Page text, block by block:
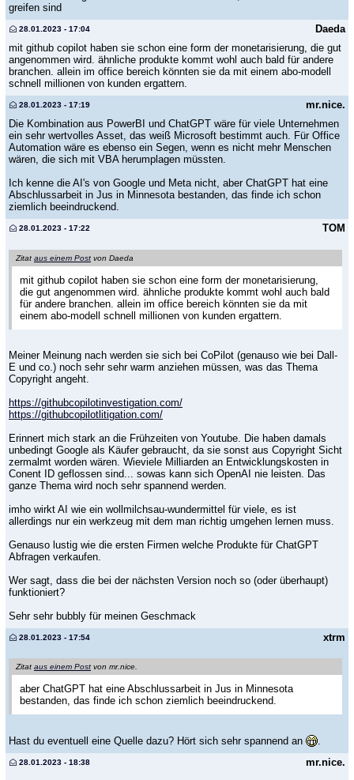
greifen sind
Daeda
28.01.2023 - 17:04
mit github copilot haben sie schon eine form der monetarisierung, die gut
angenommen wird. ähnliche produkte kommt wohl auch bald für andere
branchen. allein im office bereich könnten sie da mit einem abo-modell
schnell millionen von kunden ergattern.
mr.nice.
28.01.2023 - 17:19
Die Kombination aus PowerBI und ChatGPT wäre für viele Unternehmen
ein sehr wertvolles Asset, das weiß Microsoft bestimmt auch. Für Office
Automation wäre es ebenso ein Segen, wenn es nicht mehr Menschen
wären, die sich mit VBA herumplagen müssten.
Ich kenne die AI's von Google und Meta nicht, aber ChatGPT hat eine
Abschlussarbeit in Jus in Minnesota bestanden, das finde ich schon
ziemlich beeindruckend.
TOM
28.01.2023 - 17:22
Zitat aus einem Post von Daeda
mit github copilot haben sie schon eine form der monetarisierung,
die gut angenommen wird. ähnliche produkte kommt wohl auch bald
für andere branchen. allein im office bereich könnten sie da mit
einem abo-modell schnell millionen von kunden ergattern.
Meiner Meinung nach werden sie sich bei CoPilot (genauso wie bei Dall-
E und co.) noch sehr sehr warm anziehen müssen, was das Thema
Copyright angeht.
https://githubcopilotinvestigation.com/
https://githubcopilotlitigation.com/
Erinnert mich stark an die Frühzeiten von Youtube. Die haben damals
unbedingt Google als Käufer gebraucht, da sie sonst aus Copyright Sicht
zermalmt worden wären. Wieviele Milliarden an Entwicklungskosten in
Conent ID geflossen sind... sowas kann sich OpenAI nie leisten. Das
ganze Thema wird noch sehr spannend werden.
imho wirkt AI wie ein wollmilchsau-wundermittel für viele, es ist
allerdings nur ein werkzeug mit dem man richtig umgehen lernen muss.
Genauso lustig wie die ersten Firmen welche Produkte für ChatGPT
Abfragen verkaufen.
Wer sagt, dass die bei der nächsten Version noch so (oder überhaupt)
funktioniert?
Sehr sehr bubbly für meinen Geschmack
xtrm
28.01.2023 - 17:54
Zitat aus einem Post von mr.nice.
aber ChatGPT hat eine Abschlussarbeit in Jus in Minnesota
bestanden, das finde ich schon ziemlich beeindruckend.
Hast du eventuell eine Quelle dazu? Hört sich sehr spannend an
mr.nice.
28.01.2023 - 18:38